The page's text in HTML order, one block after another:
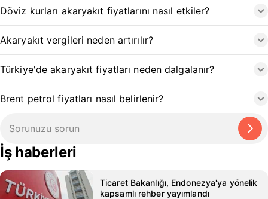
Döviz kurları akaryakıt fiyatlarını nasıl etkiler?
Akaryakıt vergileri neden artırılır?
Türkiye'de akaryakıt fiyatları neden dalgalanır?
Brent petrol fiyatları nasıl belirlenir?
İş haberleri
Ticaret Bakanlığı, Endonezya'ya yönelik
kapsamlı rehber yayımlandı